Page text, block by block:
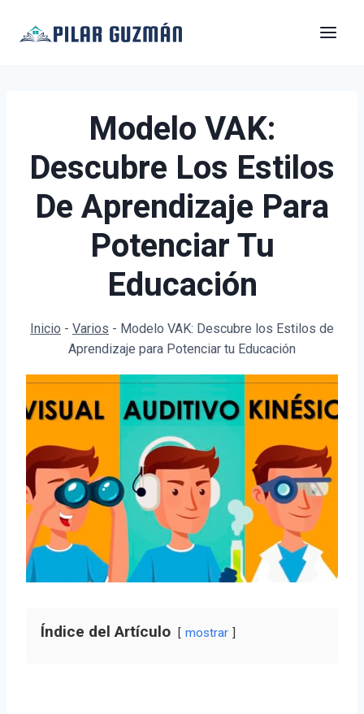
Modelo VAK:
Descubre Los Estilos
De Aprendizaje Para
Potenciar Tu
Educación
Inicio - Varios - Modelo VAK: Descubre los Estilos de
Aprendizaje para Potenciar tu Educación
Índice del Artículo mostrar